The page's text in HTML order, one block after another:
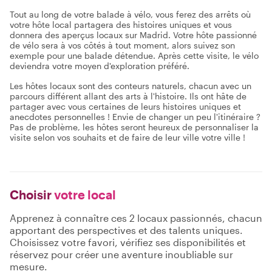
Tout au long de votre balade à vélo, vous ferez des arrêts où
votre hôte local partagera des histoires uniques et vous
donnera des aperçus locaux sur Madrid. Votre hôte passionné
de vélo sera à vos côtés à tout moment, alors suivez son
exemple pour une balade détendue. Après cette visite, le vélo
deviendra votre moyen d'exploration préféré.
Les hôtes locaux sont des conteurs naturels, chacun avec un
parcours différent allant des arts à l'histoire. Ils ont hâte de
partager avec vous certaines de leurs histoires uniques et
anecdotes personnelles ! Envie de changer un peu l'itinéraire ?
Pas de problème, les hôtes seront heureux de personnaliser la
visite selon vos souhaits et de faire de leur ville votre ville !
Choisirvotre local
Apprenez à connaître ces 2 locaux passionnés, chacun
apportant des perspectives et des talents uniques.
Choisissez votre favori, vérifiez ses disponibilités et
réservez pour créer une aventure inoubliable sur
mesure.